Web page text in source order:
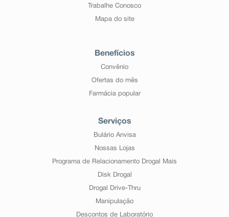
Trabalhe Conosco
Mapa do site
Benefícios
Convênio
Ofertas do mês
Farmácia popular
Serviços
Bulário Anvisa
Nossas Lojas
Programa de Relacionamento Drogal Mais
Disk Drogal
Drogal Drive-Thru
Manipulação
Descontos de Laboratório